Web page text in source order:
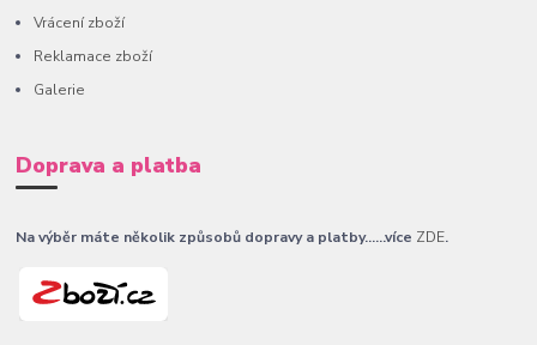
Vrácení zboží
Reklamace zboží
Galerie
Doprava a platba
Na výběr máte několik způsobů dopravy a platby......více ZDE.